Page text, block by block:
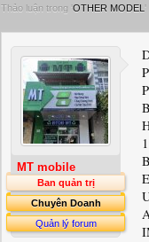
Thảo luận trong 'OTHER MODEL '
MT mobile
Ban quản trị
Chuyên Doanh
Quản lý forum